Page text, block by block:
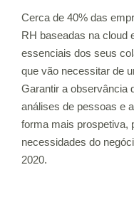
Cerca de 40% das
RH baseadas na cloud
essenciais dos seus
que vão necessitar de
Garantir a observância
análises de pessoas e
forma mais prospetiva,
necessidades do
2020.